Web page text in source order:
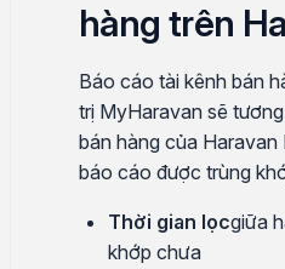
hàng trên
Báo cáo tài kênh bán
trị MyHaravan sẽ
bán hàng của Haravan
báo cáo được trùng
Thời gian lọcgiữa
khớp chưa